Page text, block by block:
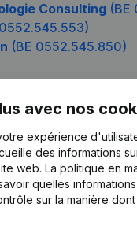
Consulting (BE
(BE 0552.545.850)
avec nos
expérience
des informations
web. La politique en
quelles
sur la manière
Produit